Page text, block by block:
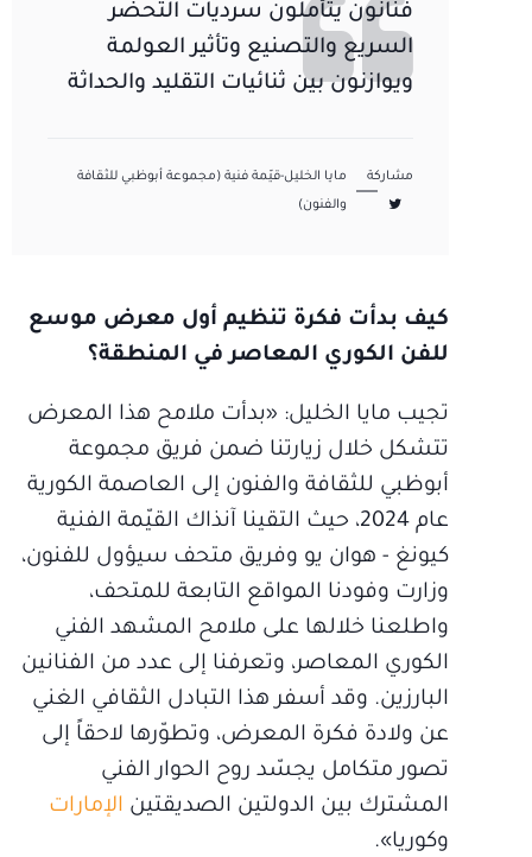
فنانون يتأملون سرديات التحضر
السريع والتصنيع وتأثير العولمة
ويوازنون بين ثنائيات التقليد والحداثة
مشاركة
مايا الخليل-قيّمة فنية (مجموعة أبوظبي للثقافة
والفنون)
كيف بدأت فكرة تنظيم أول معرض موسع
للفن الكوري المعاصر في المنطقة؟
تجيب مايا الخليل: «بدأت ملامح هذا المعرض
تتشكل خلال زيارتنا ضمن فريق مجموعة
أبوظبي للثقافة والفنون إلى العاصمة الكورية
عام 2024، حيث التقينا آنذاك القيّمة الفنية
كيونغ - هوان يو وفريق متحف سيؤول للفنون،
وزارت وفودنا المواقع التابعة للمتحف،
واطلعنا خلالها على ملامح المشهد الفني
الكوري المعاصر، وتعرفنا إلى عدد من الفنانين
البارزين. وقد أسفر هذا التبادل الثقافي الغني
عن ولادة فكرة المعرض، وتطوّرها لاحقاً إلى
تصور متكامل يجسّد روح الحوار الفني
المشترك بين الدولتين الصديقتين الإمارات
وكوريا».